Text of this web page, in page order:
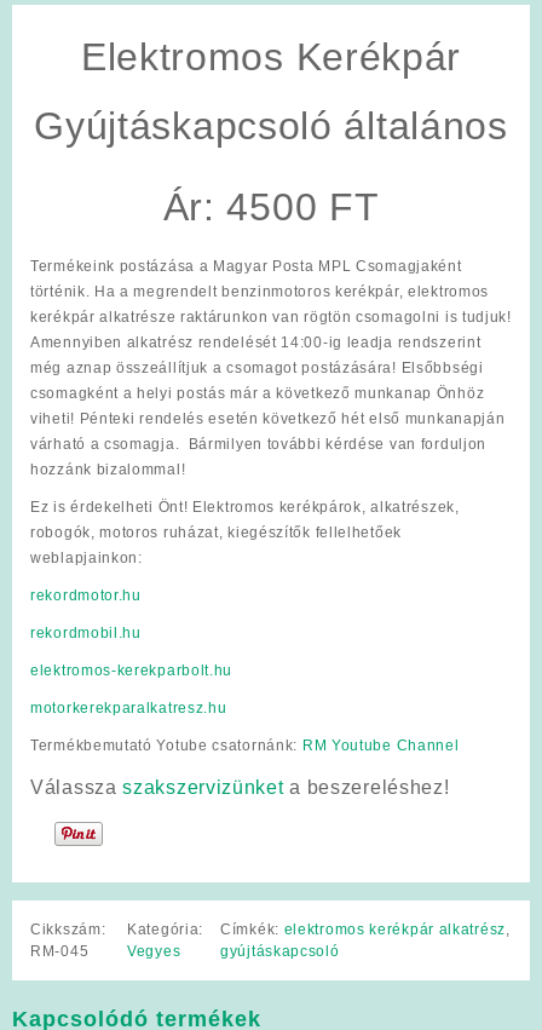
Elektromos Kerékpár
Gyújtáskapcsoló általános
Ár: 4500 FT
Termékeink postázása a Magyar Posta MPL Csomagjaként
történik. Ha a megrendelt benzinmotoros kerékpár, elektromos
kerékpár alkatrésze raktárunkon van rögtön csomagolni is tudjuk!
Amennyiben alkatrész rendelését 14:00-ig leadja rendszerint
még aznap összeállítjuk a csomagot postázására! Elsőbbségi
csomagként a helyi postás már a következő munkanap Önhöz
viheti! Pénteki rendelés esetén következő hét első munkanapján
várható a csomagja. Bármilyen további kérdése van forduljon
hozzánk bizalommal!
Ez is érdekelheti Önt! Elektromos kerékpárok, alkatrészek,
robogók, motoros ruházat, kiegészítők fellelhetőek
weblapjainkon:
rekordmotor.hu
rekordmobil.hu
elektromos-kerekparbolt.hu
motorkerekparalkatresz.hu
Termékbemutató Yotube csatornánk: RM Youtube Channel
Válasszaszakszervizünketa beszereléshez!
Cikkszám:
RM-045
Kategória:
Vegyes
Címkék: elektromos kerékpár alkatrész,
gyújtáskapcsoló
Kapcsolódó termékek